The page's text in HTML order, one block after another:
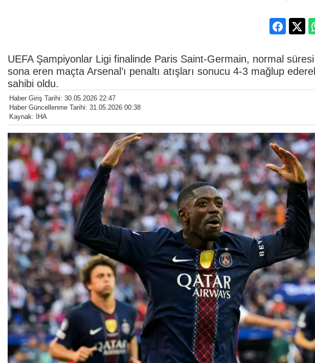
UEFA Şampiyonlar Ligi finalinde Paris Saint-Germain, normal
sona eren maçta Arsenal’ı penaltı atışları sonucu 4-3 mağlup
sahibi oldu.
Haber Giriş Tarihi: 30.05.2026 22:47
Haber Güncellenme Tarihi: 31.05.2026 00:38
Kaynak: İHA